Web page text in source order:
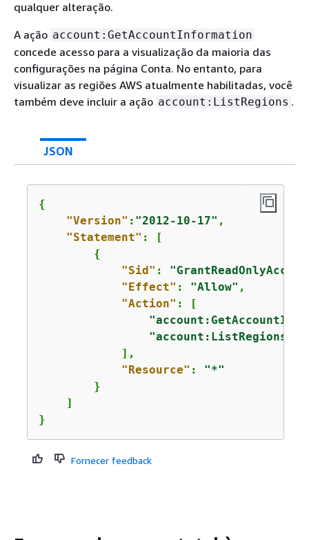
qualquer alteração.
A ação account:GetAccountInformation
concede acesso para a visualização da maioria das
configurações na página Conta. No entanto, para
visualizar as regiões AWS atualmente habilitadas, você
também deve incluir a ação account:ListRegions .
JSON
{
"Version" : "2012-10-17" ,
"Statement" : [
{
"Sid" :
"Effect" : "Allow" ,
"Action" : [
"account:ListRegions"
            ],
"Resource" : "*"
        }
    ]
}
Fornecer feedback